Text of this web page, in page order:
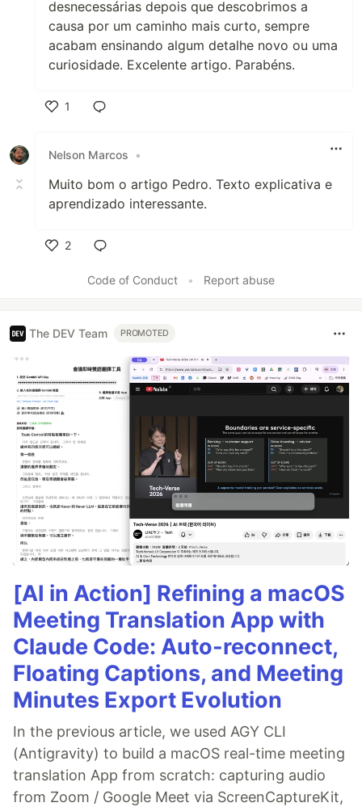
desnecessárias depois que descobrimos a
causa por um caminho mais curto, sempre
acabam ensinando algum detalhe novo ou uma
curiosidade. Excelente artigo. Parabéns.
1
Nelson Marcos
•
Muito bom o artigo Pedro. Texto explicativa e
aprendizado interessante.
2
Code of Conduct
• Report abuse
The DEV Team PROMOTED
[AI in Action] Refining a macOS
Meeting Translation App with
Claude Code: Auto-reconnect,
Floating Captions, and Meeting
Minutes Export Evolution
In the previous article, we used AGY CLI
(Antigravity) to build a macOS real-time meeting
translation App from scratch: capturing audio
from Zoom / Google Meet via ScreenCaptureKit,